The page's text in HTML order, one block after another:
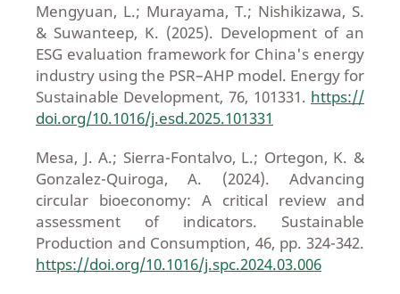
Mengyuan, L.; Murayama, T.; Nishikizawa, S.
& Suwanteep, K. (2025). Development of an
ESG evaluation framework for China's energy
industry using the PSR–AHP model. Energy for
Sustainable Development, 76, 101331. https://
doi.org/10.1016/j.esd.2025.101331
Mesa, J. A.; Sierra-Fontalvo, L.; Ortegon, K. &
Gonzalez-Quiroga, A. (2024). Advancing
circular bioeconomy: A critical review and
assessment of indicators. Sustainable
Production and Consumption, 46, pp. 324-342.
https://doi.org/10.1016/j.spc.2024.03.006